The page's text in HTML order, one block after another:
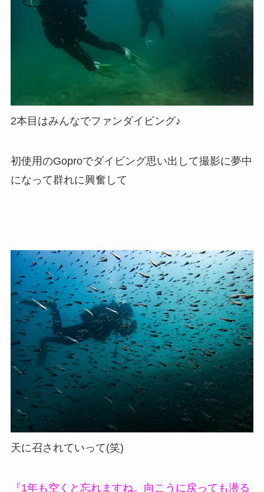
2本目はみんなでファンダイビング♪
初使用のGoproでダイビング思い出して撮影に夢中
になって群れに興奮して
天に召されていって(笑)
『1年も空くと忘れますね。向こうに戻っても潜る